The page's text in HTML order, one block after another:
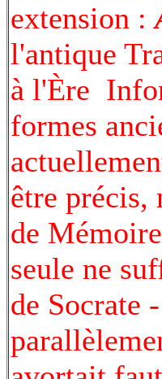
extension :
l'antique
à l'Ère
formes
être précis,
de
seule ne
de Socrate